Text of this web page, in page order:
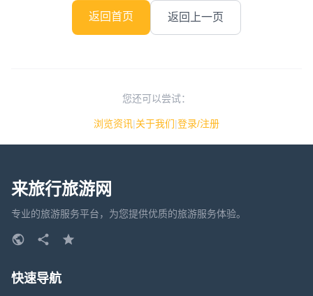
返回首页 返回上一页
您还可以尝试：
浏览资讯|关于我们|登录/注册
来旅行旅游网
专业的旅游服务平台，为您提供优质的旅游服务体验。
快速导航